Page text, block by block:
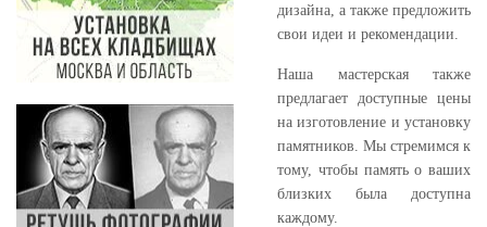
дизайна, а также предложить
свои идеи и рекомендации.
Наша мастерская также
предлагает доступные цены
на изготовление и установку
памятников. Мы стремимся к
тому, чтобы память о ваших
близких была доступна
каждому.